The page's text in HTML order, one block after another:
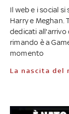
Il web e i social
Harry e Meghan.
dedicati all'arrivo
rimando è a
momento
La nascita del